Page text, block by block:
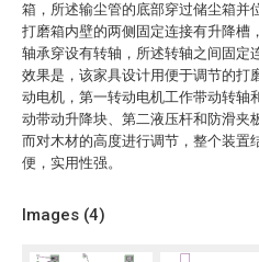
箱，所述输尘管的底部穿过储尘箱并
打磨箱内壁的两侧固定连接有升降槽
轴承穿设有转轴，所述转轴之间固定
效果是，该家具设计用便于调节的打
动电机，第一转动电机工作带动转轴
动带动升降块、第二液压杆和防滑夹
而对木材的高度进行调节，整个装置
便，实用性强。
Images (4)